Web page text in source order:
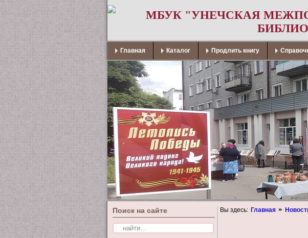
МБУК "УНЕЧСКАЯ
Главная Каталог Продлить книгу
Поиск на сайте Вы здесь: Главная